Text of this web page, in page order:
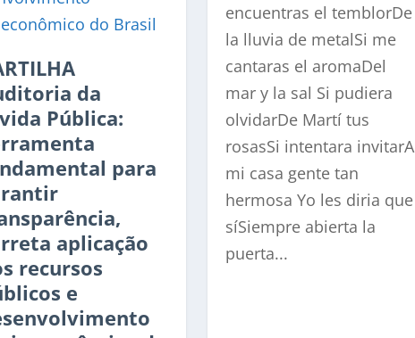
da
Pública:
para
aplicação
recursos
e
encuentras el temblorDe
la lluvia de metalSi me
cantaras el aromaDel
mar y la sal Si pudiera
olvidarDe Martí tus
rosasSi intentara invitarA
mi casa gente tan
hermosa Yo les diria que
síSiempre abierta la
puerta...